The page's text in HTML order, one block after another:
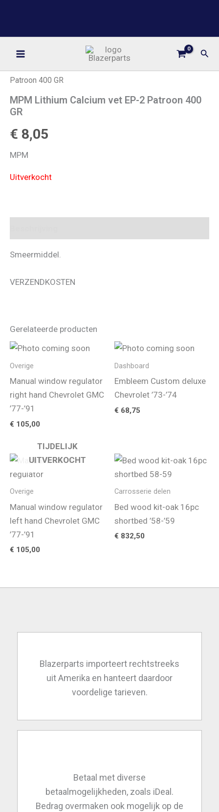
inhoud
Patroon 400 GR
MPM Lithium Calcium vet EP-2 Patroon 400
GR
€ 8,05
MPM
Uitverkocht
Smeermiddel.
VERZENDKOSTEN
Gerelateerde producten
Overige
Manual window regulator
right hand Chevrolet GMC
’77-’91
€ 105,00
Dashboard
Embleem Custom deluxe
Chevrolet ’73-’74
€ 68,75
TIJDELIJK
UITVERKOCHT
Overige
Manual window regulator
left hand Chevrolet GMC
’77-’91
€ 105,00
Carrosserie delen
Bed wood kit-oak 16pc
shortbed ’58-’59
€ 832,50
Blazerparts importeert rechtstreeks
uit Amerika en hanteert daardoor
voordelige tarieven.
Betaal met diverse
betaalmogelijkheden, zoals iDeal.
Bedrag overmaken ook mogelijk op de